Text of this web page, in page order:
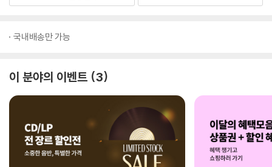
국내배송만 가능
이 분야의 이벤트 3